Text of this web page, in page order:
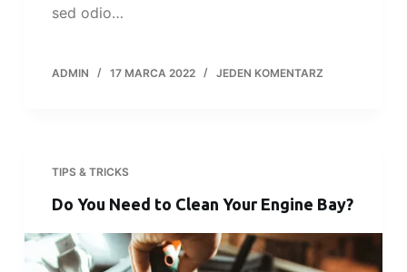
sed odio…
ADMIN 17 MARCA 2022 JEDEN KOMENTARZ
TIPS & TRICKS
Do You Need to Clean Your Engine Bay?